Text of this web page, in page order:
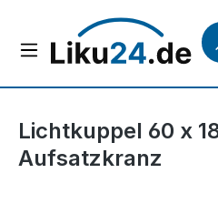
Zum Hauptinhalt springen
Lichtkuppel 60 x
Aufsatzkranz